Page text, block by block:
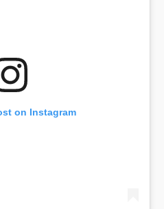
on Instagram